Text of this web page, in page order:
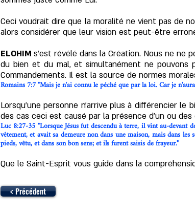
Ceci voudrait dire que la moralité ne vient pas de
alors considérer que leur vision est peut-être
ELOHIM s'est révélé dans la Création. Nous ne ne
du bien et du mal, et simultanément ne pouvons
Commandements. Il est la source de normes
Romains 7:7 "Mais je n'ai connu le péché que par la loi. Car je
Lorsqu'une personne n'arrive plus à différencier le
des cas ceci est causé par la présence d'un ou
Luc 8:27-35 "Lorsque Jésus fut descendu à terre, il vint au-
vêtement, et avait sa demeure non dans une maison, mais dans
pieds, vêtu, et dans son bon sens; et ils furent saisis de frayeur."
Que le Saint-Esprit vous guide dans la
< Précédent